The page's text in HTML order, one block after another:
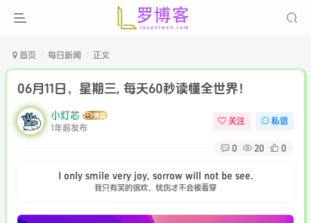
首页 每日新闻 正文
06月11日，星期三, 每天60秒读懂全世界！
小灯芯
1年前发布
关注 私信
0 20 0
I only smile very joy, sorrow will not be see.
我只有笑的很欢，忧伤才不会被看穿